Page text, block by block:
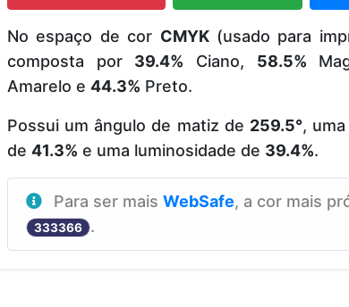
No espaço de cor CMYK(usado para
composta por 39.4% Ciano, 58.5%
Amarelo e 44.3% Preto.
Possui um ângulo de matiz de 259.5°,
de 41.3% e uma luminosidade de 39.4%.
Para ser mais WebSafe, a cor mais
333366 .